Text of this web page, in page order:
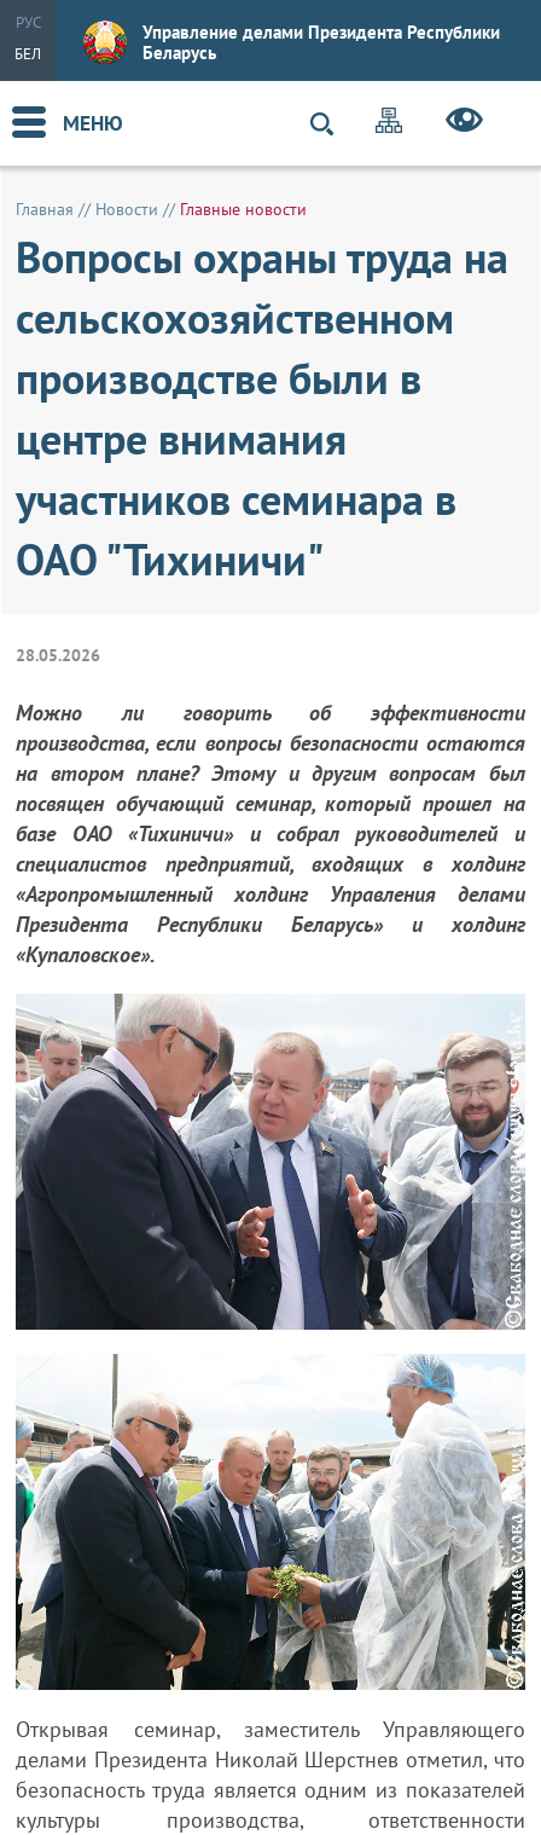
РУС
БЕЛ
Управление делами Президента Республики
Беларусь
МЕНЮ
Главная // Новости // Главные новости
Вопросы охраны труда на
сельскохозяйственном
производстве были в
центре внимания
участников семинара в
ОАО "Тихиничи"
28.05.2026
Можно ли говорить об эффективности
производства, если вопросы безопасности остаются
на втором плане? Этому и другим вопросам был
посвящен обучающий семинар, который прошел на
базе ОАО «Тихиничи» и собрал руководителей и
специалистов предприятий, входящих в холдинг
«Агропромышленный холдинг Управления делами
Президента Республики Беларусь» и холдинг
«Купаловское».
Открывая семинар, заместитель Управляющего
делами Президента Николай Шерстнев отметил, что
безопасность труда является одним из показателей
культуры производства, ответственности